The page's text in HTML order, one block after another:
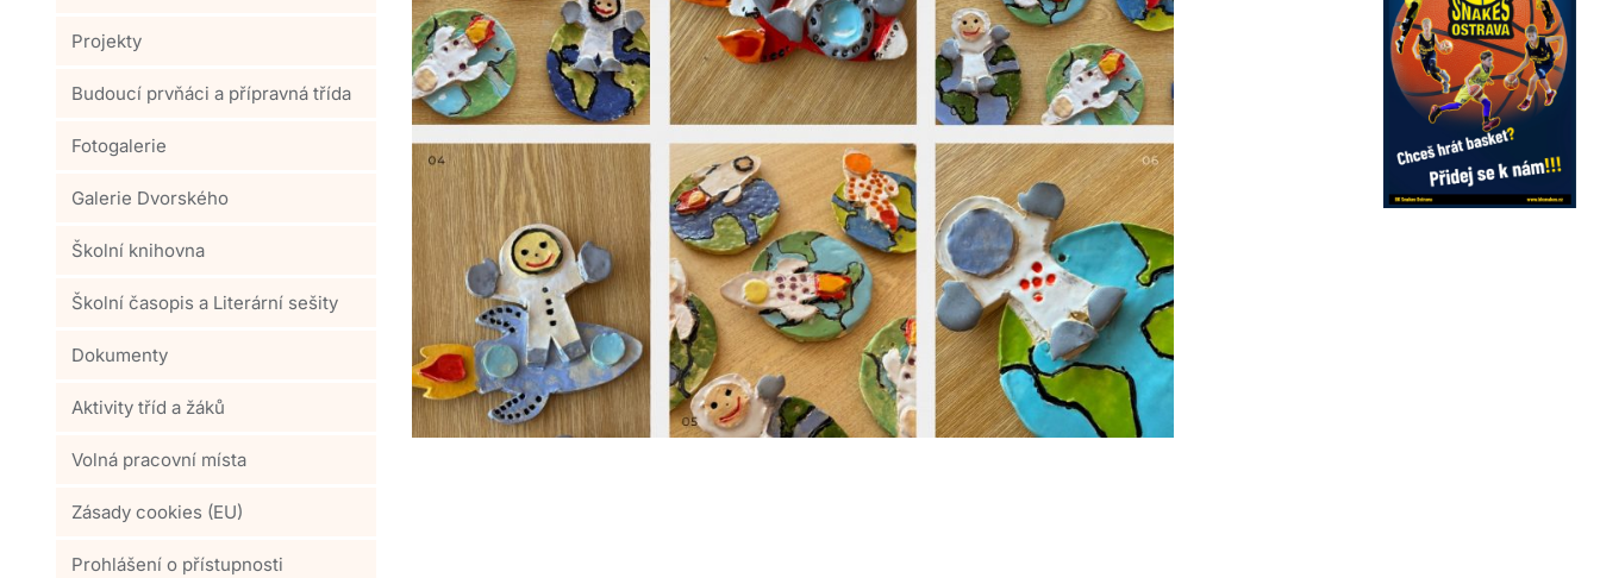
Projekty
Budoucí prvňáci a přípravná třída
Fotogalerie
Galerie Dvorského
Školní knihovna
Školní časopis a Literární sešity
Dokumenty
Aktivity tříd a žáků
Volná pracovní místa
Zásady cookies (EU)
Prohlášení o přístupnosti